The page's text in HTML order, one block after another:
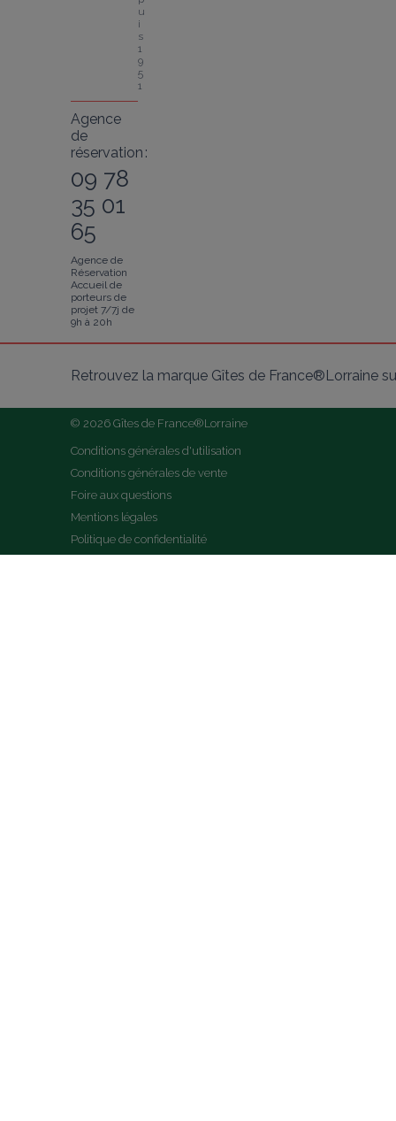
u
i
s
1
9
5
1
Agence
de
réservation :
09 78
35 01
65
Agence de
Réservation
Accueil de
porteurs de
projet 7/7j de
9h à 20h
Retrouvez la marque Gîtes de France®Lorraine
© 2026 Gîtes de France®Lorraine
Conditions générales d'utilisation
Conditions générales de vente
Foire aux questions
Mentions légales
Politique de confidentialité